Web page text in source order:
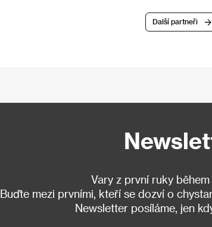
Další partneři
Vary z první ruky během
Buďte mezi prvními, kteří se dozví o
Newsletter posíláme, jen